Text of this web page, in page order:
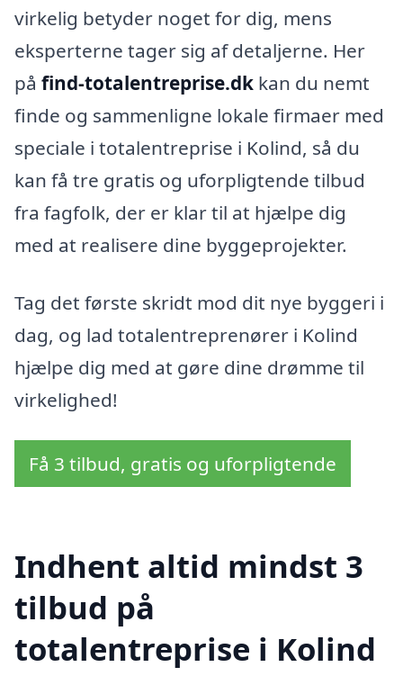
virkelig betyder noget for dig, mens
eksperterne tager sig af detaljerne. Her
på find-totalentreprise.dk kan du nemt
finde og sammenligne lokale firmaer med
speciale i totalentreprise i Kolind, så du
kan få tre gratis og uforpligtende tilbud
fra fagfolk, der er klar til at hjælpe dig
med at realisere dine byggeprojekter.
Tag det første skridt mod dit nye byggeri i
dag, og lad totalentreprenører i Kolind
hjælpe dig med at gøre dine drømme til
virkelighed!
Få 3 tilbud, gratis og uforpligtende
Indhent altid mindst 3
tilbud på
totalentreprise i Kolind